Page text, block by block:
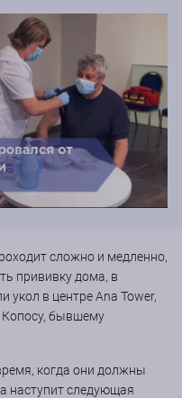
сложно и медленно,
прививку дома, в
укол в центре Ana Tower,
бывшему
когда они должны
наступит следующая